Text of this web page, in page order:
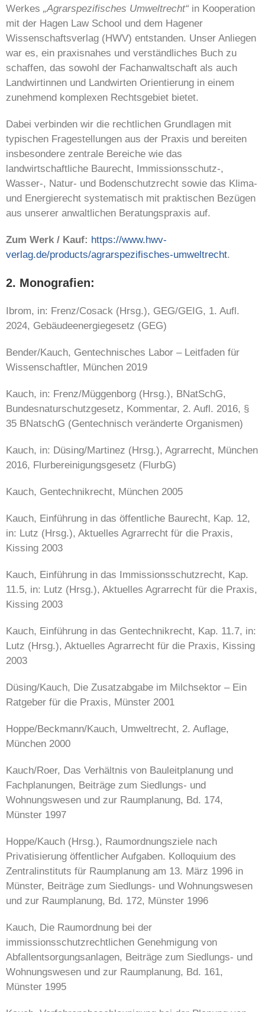
Werkes „Agrarspezifisches Umweltrecht“ in Kooperation
mit der Hagen Law School und dem Hagener
Wissenschaftsverlag (HWV) entstanden. Unser Anliegen
war es, ein praxisnahes und verständliches Buch zu
schaffen, das sowohl der Fachanwaltschaft als auch
Landwirtinnen und Landwirten Orientierung in einem
zunehmend komplexen Rechtsgebiet bietet.
Dabei verbinden wir die rechtlichen Grundlagen mit
typischen Fragestellungen aus der Praxis und bereiten
insbesondere zentrale Bereiche wie das
landwirtschaftliche Baurecht, Immissionsschutz-,
Wasser-, Natur- und Bodenschutzrecht sowie das Klima-
und Energierecht systematisch mit praktischen Bezügen
aus unserer anwaltlichen Beratungspraxis auf.
Zum Werk / Kauf: https://www.hwv-
verlag.de/products/agrarspezifisches-umweltrecht.
2. Monografien:
Ibrom, in: Frenz/Cosack (Hrsg.), GEG/GEIG, 1. Aufl.
2024, Gebäudeenergiegesetz (GEG)
Bender/Kauch, Gentechnisches Labor – Leitfaden für
Wissenschaftler, München 2019
Kauch, in: Frenz/Müggenborg (Hrsg.), BNatSchG,
Bundesnaturschutzgesetz, Kommentar, 2. Aufl. 2016, §
35 BNatschG (Gentechnisch veränderte Organismen)
Kauch, in: Düsing/Martinez (Hrsg.), Agrarrecht, München
2016, Flurbereinigungsgesetz (FlurbG)
Kauch, Gentechnikrecht, München 2005
Kauch, Einführung in das öffentliche Baurecht, Kap. 12,
in: Lutz (Hrsg.), Aktuelles Agrarrecht für die Praxis,
Kissing 2003
Kauch, Einführung in das Immissionsschutzrecht, Kap.
11.5, in: Lutz (Hrsg.), Aktuelles Agrarrecht für die Praxis,
Kissing 2003
Kauch, Einführung in das Gentechnikrecht, Kap. 11.7, in:
Lutz (Hrsg.), Aktuelles Agrarrecht für die Praxis, Kissing
2003
Düsing/Kauch, Die Zusatzabgabe im Milchsektor – Ein
Ratgeber für die Praxis, Münster 2001
Hoppe/Beckmann/Kauch, Umweltrecht, 2. Auflage,
München 2000
Kauch/Roer, Das Verhältnis von Bauleitplanung und
Fachplanungen, Beiträge zum Siedlungs- und
Wohnungswesen und zur Raumplanung, Bd. 174,
Münster 1997
Hoppe/Kauch (Hrsg.), Raumordnungsziele nach
Privatisierung öffentlicher Aufgaben. Kolloquium des
Zentralinstituts für Raumplanung am 13. März 1996 in
Münster, Beiträge zum Siedlungs- und Wohnungswesen
und zur Raumplanung, Bd. 172, Münster 1996
Kauch, Die Raumordnung bei der
immissionsschutzrechtlichen Genehmigung von
Abfallentsorgungsanlagen, Beiträge zum Siedlungs- und
Wohnungswesen und zur Raumplanung, Bd. 161,
Münster 1995